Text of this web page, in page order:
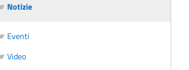
Notizie
Eventi
Video